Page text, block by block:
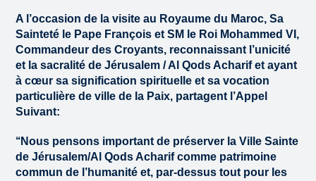
A l’occasion de la visite au Royaume du Maroc, Sa
Sainteté le Pape François et SM le Roi Mohammed VI,
Commandeur des Croyants, reconnaissant l’unicité
et la sacralité de Jérusalem / Al Qods Acharif et ayant
à cœur sa signification spirituelle et sa vocation
particulière de ville de la Paix, partagent l’Appel
Suivant:
‘‘Nous pensons important de préserver la Ville Sainte
de Jérusalem/Al Qods Acharif comme patrimoine
commun de l’humanité et, par-dessus tout pour les